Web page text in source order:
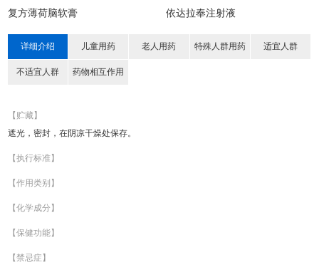
复方薄荷脑软膏 依达拉奉注射液
详细介绍 儿童用药 老人用药 特殊人群用药 适宜人群
不适宜人群 药物相互作用
【贮藏】
遮光，密封，在阴凉干燥处保存。
【执行标准】
【作用类别】
【化学成分】
【保健功能】
【禁忌症】